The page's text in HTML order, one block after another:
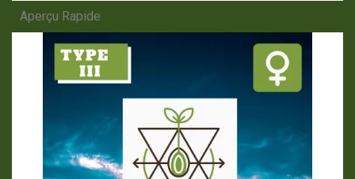
Aperçu Rapide